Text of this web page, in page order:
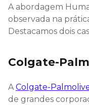
A abordagem
observada na
Destacamos dois
Colgate-
AColgate-
de grandes